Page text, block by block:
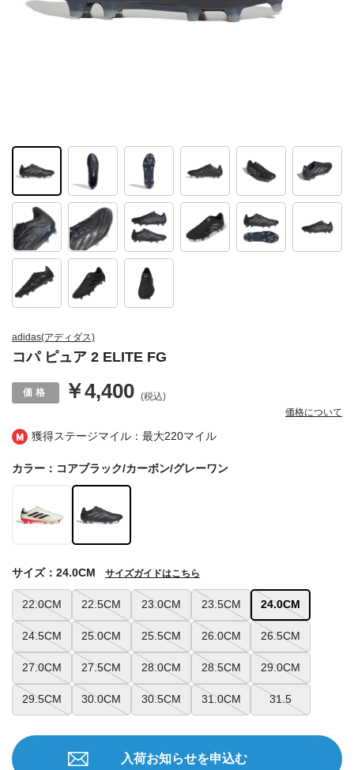
獲得ステージマイル：最大220マイル
adidas(アディダス)
コパ ピュア 2 ELITE FG
￥4,400 (税込)
価格について
カラー：コアブラック/カーボン/グレーワン
22.0CM 22.5CM 23.0CM 23.5CM 24.0CM
24.5CM 25.0CM 25.5CM 26.0CM 26.5CM
27.0CM 27.5CM 28.0CM 28.5CM 29.0CM
29.5CM 30.0CM 30.5CM 31.0CM 31.5
サイズ：24.0CM サイズガイドはこちら
入荷お知らせを申込む